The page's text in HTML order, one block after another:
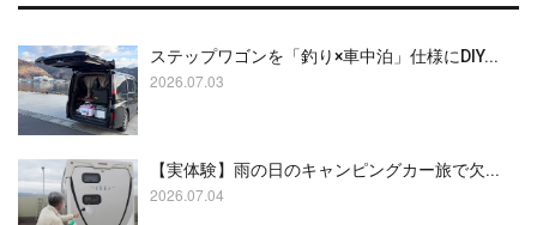
ステップワゴンを「釣り×車中泊」仕様にDIY...
2026.07.03
【実体験】雨の日のキャンピングカー旅で欠...
2026.07.04